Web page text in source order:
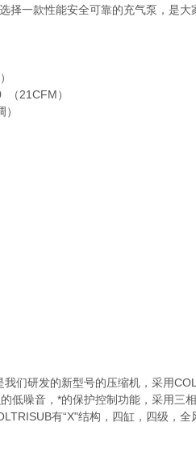
择一款性能安全可靠的充气泵，是
21CFM）
们研发的新型号的压缩机，采用
低噪音，*的保护控制功能，采用三
有“X"结构，四缸，四级，